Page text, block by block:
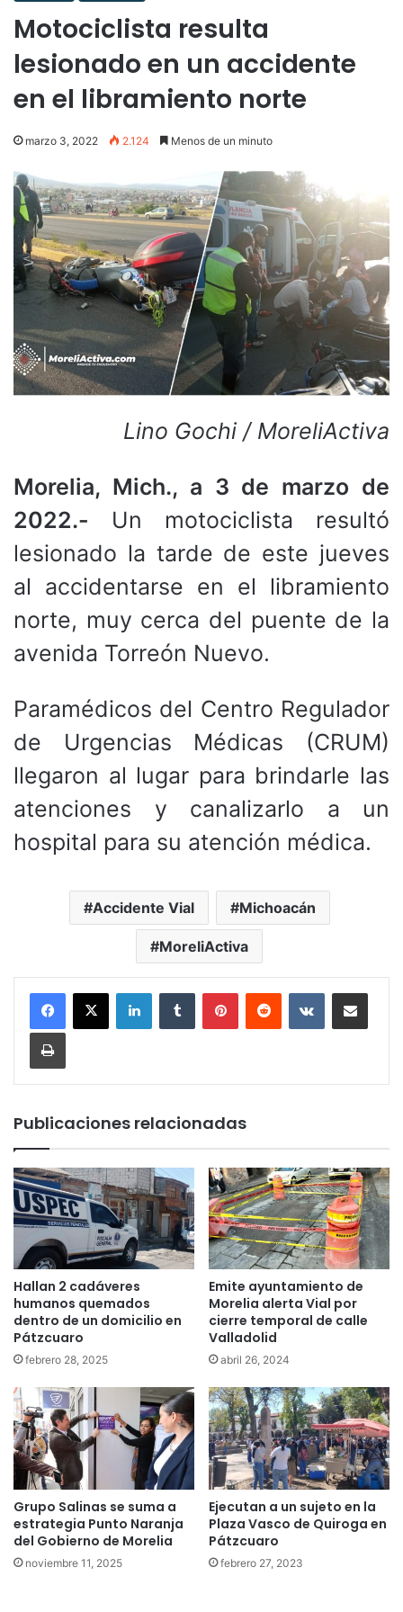
Motociclista resulta
lesionado en un accidente
en el libramiento norte
marzo 3, 2022 2.124 Menos de un minuto
Lino Gochi / MoreliActiva
Morelia, Mich., a 3 de marzo de
2022.- Un motociclista resultó
lesionado la tarde de este jueves
al accidentarse en el libramiento
norte, muy cerca del puente de la
avenida Torreón Nuevo.
Paramédicos del Centro Regulador
de Urgencias Médicas (CRUM)
llegaron al lugar para brindarle las
atenciones y canalizarlo a un
hospital para su atención médica.
Accidente Vial Michoacán
MoreliActiva
LinkedInTumblr PinterestReddit VKontakteCompartir por
Imprimir
Publicaciones relacionadas
Hallan 2 cadáveres
humanos quemados
dentro de un domicilio en
Pátzcuaro
febrero 28, 2025
Emite ayuntamiento de
Morelia alerta Vial por
cierre temporal de calle
Valladolid
abril 26, 2024
Grupo Salinas se suma a
estrategia Punto Naranja
del Gobierno de Morelia
noviembre 11, 2025
Ejecutan a un sujeto en la
Plaza Vasco de Quiroga en
Pátzcuaro
febrero 27, 2023